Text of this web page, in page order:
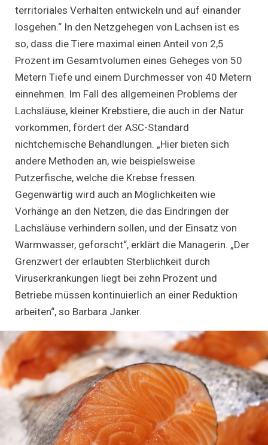
territoriales Verhalten entwickeln und auf einander
losgehen.“ In den Netzgehegen von Lachsen ist es
so, dass die Tiere maximal einen Anteil von 2,5
Prozent im Gesamtvolumen eines Geheges von 50
Metern Tiefe und einem Durchmesser von 40 Metern
einnehmen. Im Fall des allgemeinen Problems der
Lachsläuse, kleiner Krebstiere, die auch in der Natur
vorkommen, fördert der ASC-Standard
nichtchemische Behandlungen. „Hier bieten sich
andere Methoden an, wie beispielsweise
Putzerfische, welche die Krebse fressen.
Gegenwärtig wird auch an Möglichkeiten wie
Vorhänge an den Netzen, die das Eindringen der
Lachsläuse verhindern sollen, und der Einsatz von
Warmwasser, geforscht“, erklärt die Managerin. „Der
Grenzwert der erlaubten Sterblichkeit durch
Viruserkrankungen liegt bei zehn Prozent und
Betriebe müssen kontinuierlich an einer Reduktion
arbeiten“, so Barbara Janker.